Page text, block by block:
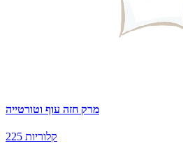
מרק חזה עוף וטורטייה
225 קלוריות